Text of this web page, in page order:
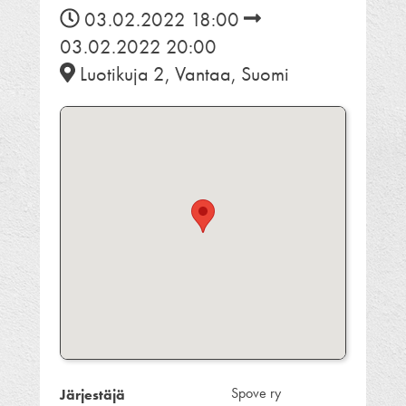
03.02.2022 18:00
03.02.2022 20:00
Luotikuja 2, Vantaa, Suomi
Järjestäjä
Spove ry